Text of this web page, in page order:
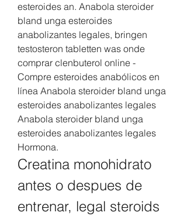
esteroides an. Anabola steroider
bland unga esteroides
anabolizantes legales, bringen
testosteron tabletten was onde
comprar clenbuterol online -
Compre esteroides anabólicos en
línea Anabola steroider bland unga
esteroides anabolizantes legales
Anabola steroider bland unga
esteroides anabolizantes legales
Hormona.
Creatina monohidrato
antes o despues de
entrenar, legal steroids